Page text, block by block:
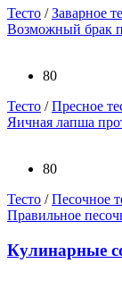
Тесто /Заварное
Возможный брак
80
Тесто /Пресное
Яичная лапша
80
Тесто /Песочное
Правильное
Кулинарные